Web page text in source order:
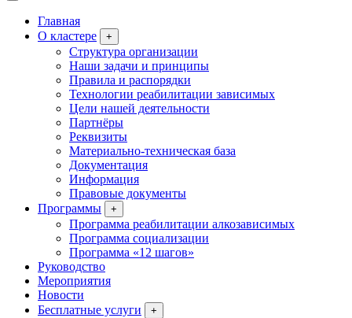
Главная
О кластере
+
Структура организации
Наши задачи и принципы
Правила и распорядки
Технологии реабилитации зависимых
Цели нашей деятельности
Партнёры
Реквизиты
Материально-техническая база
Документация
Информация
Правовые документы
Программы
+
Программа реабилитации алкозависимых
Программа социализации
Программа «12 шагов»
Руководство
Мероприятия
Новости
Бесплатные услуги
+